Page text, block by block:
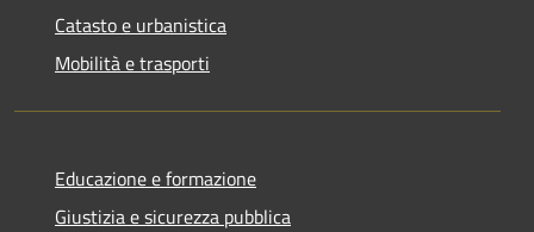
Catasto e urbanistica
Mobilità e trasporti
Educazione e formazione
Giustizia e sicurezza pubblica